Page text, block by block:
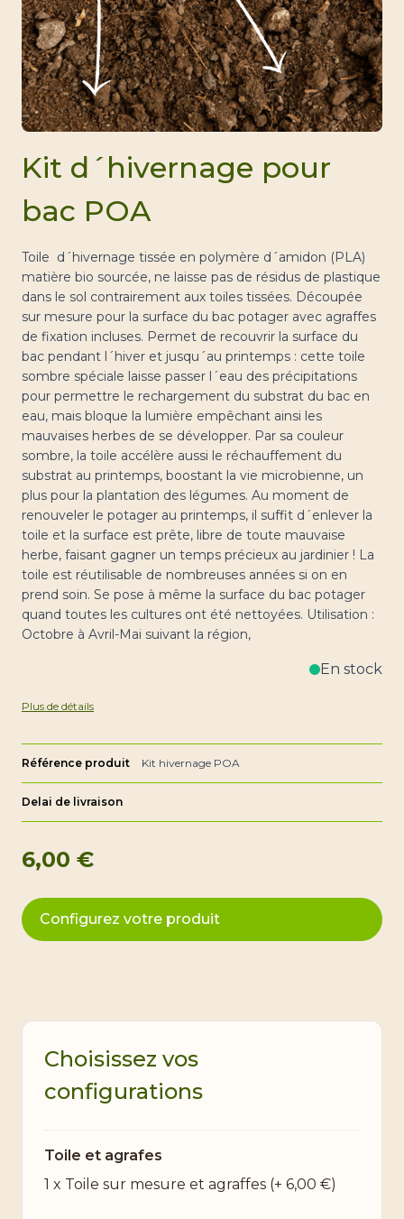
Kit d´hivernage pour
bac POA
Toile d´hivernage tissée en polymère d´amidon (PLA)
matière bio sourcée, ne laisse pas de résidus de plastique
dans le sol contrairement aux toiles tissées. Découpée
sur mesure pour la surface du bac potager avec agraffes
de fixation incluses. Permet de recouvrir la surface du
bac pendant l´hiver et jusqu´au printemps : cette toile
sombre spéciale laisse passer l´eau des précipitations
pour permettre le rechargement du substrat du bac en
eau, mais bloque la lumière empêchant ainsi les
mauvaises herbes de se développer. Par sa couleur
sombre, la toile accélère aussi le réchauffement du
substrat au printemps, boostant la vie microbienne, un
plus pour la plantation des légumes. Au moment de
renouveler le potager au printemps, il suffit d´enlever la
toile et la surface est prête, libre de toute mauvaise
herbe, faisant gagner un temps précieux au jardinier ! La
toile est réutilisable de nombreuses années si on en
prend soin. Se pose à même la surface du bac potager
quand toutes les cultures ont été nettoyées. Utilisation :
Octobre à Avril-Mai suivant la région,
En stock
Plus de détails
Référence produit Kit hivernage POA
Delai de livraison
6,00 €
Configurez votre produit
Choisissez vos
configurations
Toile et agrafes
1 x Toile sur mesure et agraffes (+ 6,00 €)